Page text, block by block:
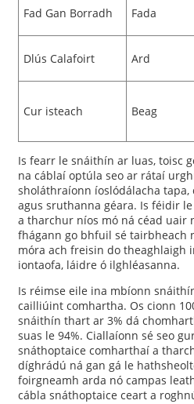
Fad Gan Borradh Fada
Dlús Calafoirt Ard
Cur isteach Beag
Is fearr le snáithín ar luas, toisc
na cáblaí optúla seo ar rátaí
sholáthraíonn íoslódálacha
agus sruthanna géara. Is féidir
a tharchur níos mó ná céad uair
fhágann go bhfuil sé tairbheach
móra ach freisin do theaghlaigh
iontaofa, láidre ó ilghléasanna.
Is réimse eile ina mbíonn
cailliúint comhartha. Os cionn
snáithín thart ar 3% dá
suas le 94%. Ciallaíonn sé seo
snáthoptaice comharthaí a
díghrádú ná gan gá le
foirgneamh arda nó campas
cábla snáthoptaice ceart a